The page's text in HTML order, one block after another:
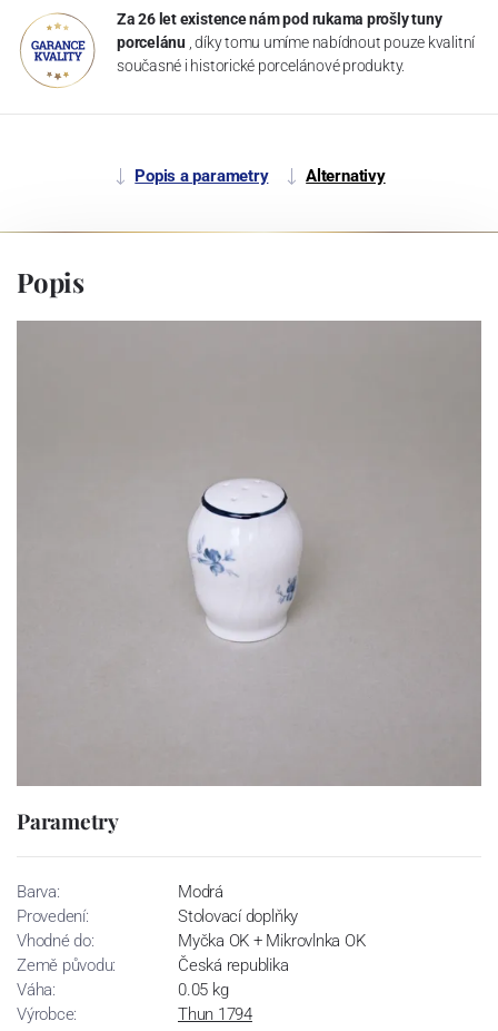
Za 26 let existence nám pod rukama prošly tuny
porcelánu , díky tomu umíme nabídnout pouze kvalitní
současné i historické porcelánové produkty.
Popis a parametry Alternativy
Popis
Parametry
Barva:
Modrá
Provedení:
Stolovací doplňky
Vhodné do:
Myčka OK + Mikrovlnka OK
Země původu:
Česká republika
Váha:
0.05 kg
Výrobce:
Thun 1794